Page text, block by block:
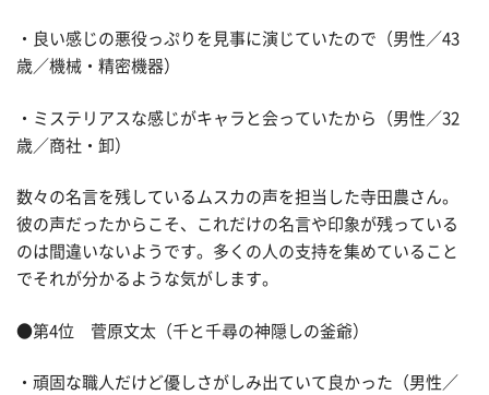
・良い感じの悪役っぷりを見事に演じていたので（男性／43
歳／機械・精密機器）
・ミステリアスな感じがキャラと会っていたから（男性／32
歳／商社・卸）
数々の名言を残しているムスカの声を担当した寺田農さん。
彼の声だったからこそ、これだけの名言や印象が残っている
のは間違いないようです。多くの人の支持を集めていること
でそれが分かるような気がします。
●第4位 菅原文太（千と千尋の神隠しの釜爺）
・頑固な職人だけど優しさがしみ出ていて良かった（男性／